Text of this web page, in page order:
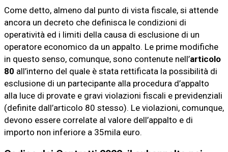
Come detto, almeno dal punto di vista fiscale, si attende
ancora un decreto che definisca le condizioni di
operatività ed i limiti della causa di esclusione di un
operatore economico da un appalto. Le prime modifiche
in questo senso, comunque, sono contenute nell’articolo
80 all’interno del quale è stata rettificata la possibilità di
esclusione di un partecipante alla procedura d’appalto
alla luce di provate e gravi violazioni fiscali e previdenziali
(definite dall’articolo 80 stesso). Le violazioni, comunque,
devono essere correlate al valore dell’appalto e di
importo non inferiore a 35mila euro.